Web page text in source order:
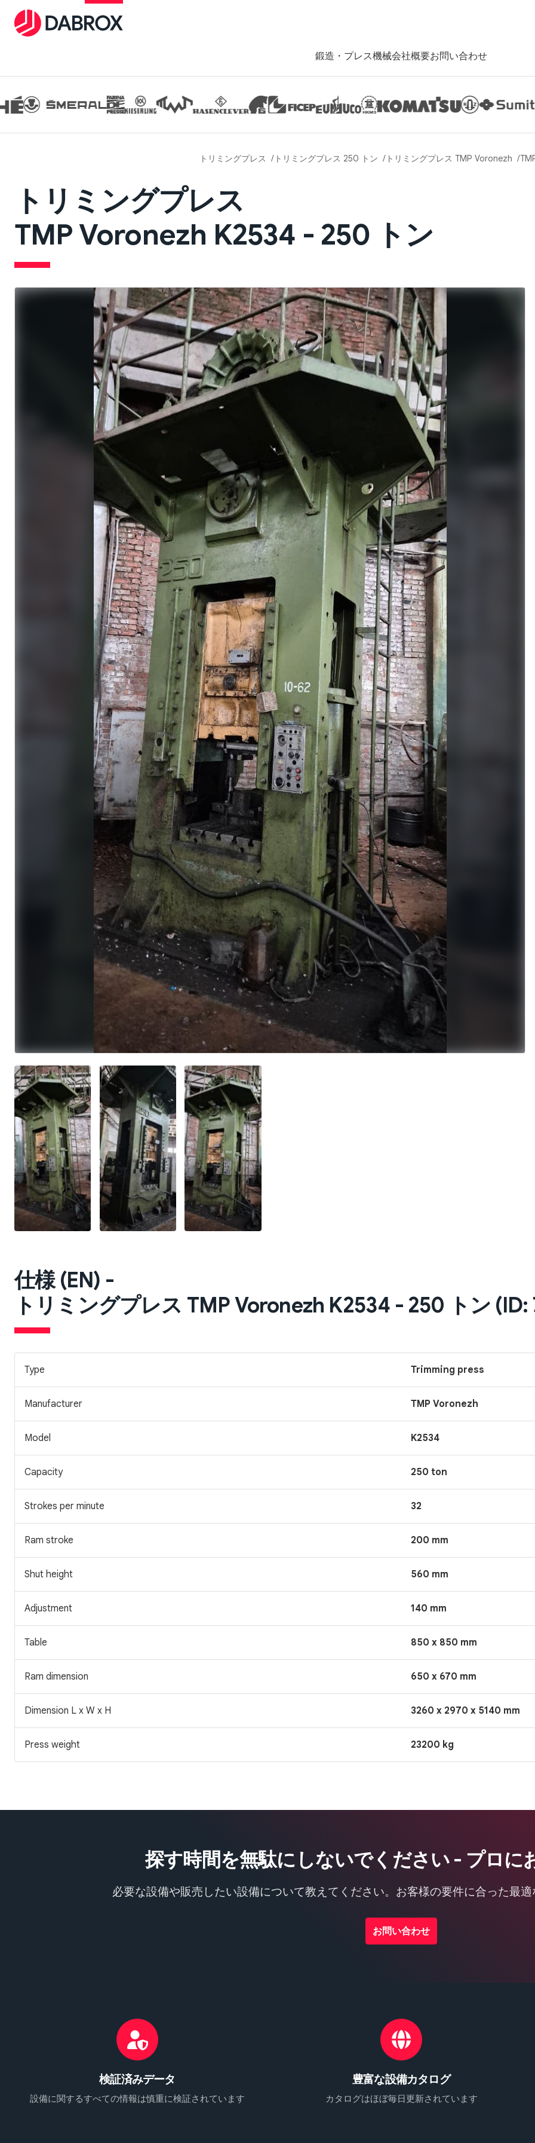
鍛造・プレス機械会社概要お問い合わせ
トリミングプレス トリミングプレス 250 トン トリミングプレス TMP Voronezh
トリミングプレス
TMP Voronezh K2534 - 250 トン
仕様 (EN) -
トリミングプレス TMP Voronezh K2534 - 250 トン (ID:
Type Trimming press
Manufacturer TMP Voronezh
Model K2534
Capacity 250 ton
Strokes per minute 32
Ram stroke 200 mm
Shut height 560 mm
Adjustment 140 mm
Table 850 x 850 mm
Ram dimension 650 x 670 mm
Dimension L x W x H 3260 x 2970 x 5140 mm
Press weight 23200 kg
探す時間を無駄にしないでください - プロに
必要な設備や販売したい設備について教えてください。お客様の要件に合った最
お問い合わせ
検証済みデータ
設備に関するすべての情報は慎重に検証されています
豊富な設備カタログ
カタログはほぼ毎日更新されています